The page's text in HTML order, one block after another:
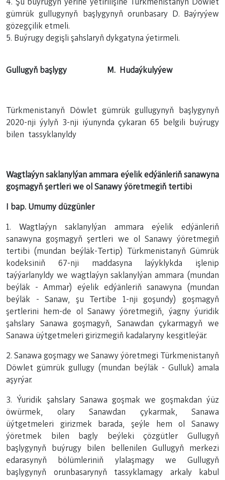
4. Şu buýrugyň ýerine ýetirilişine Türkmenistanyň Döwlet
gümrük gullugynyň başlygynyň orunbasary D. Baýryýew
gözegçilik etmeli.
5. Buýrugy degişli şahslaryň dykgatyna ýetirmeli.
Gullugyň başlygy M. Hudaýkulyýew
Türkmenistanyň Döwlet gümrük gullugynyň başlygynyň
2020-nji ýylyň 3-nji iýunynda çykaran 65 belgili buýrugy
bilen tassyklanyldy
Wagtlaýyn saklanylýan ammara eýelik edýänleriň sanawyna
goşmagyň şertleri we ol Sanawy ýöretmegiň tertibi
I bap. Umumy düzgünler
1. Wagtlaýyn saklanylýan ammara eýelik edýänleriň
sanawyna goşmagyň şertleri we ol Sanawy ýöretmegiň
tertibi (mundan beýläk-Tertip) Türkmenistanyň Gümrük
kodeksiniň 67-nji maddasyna laýyklykda işlenip
taýýarlanyldy we wagtlaýyn saklanylýan ammara (mundan
beýläk - Ammar) eýelik edýänleriň sanawyna (mundan
beýläk - Sanaw, şu Tertibe 1-nji goşundy) goşmagyň
şertlerini hem-de ol Sanawy ýöretmegiň, ýagny ýuridik
şahslary Sanawa goşmagyň, Sanawdan çykarmagyň we
Sanawa üýtgetmeleri girizmegiň kadalaryny kesgitleýär.
2. Sanawa goşmagy we Sanawy ýöretmegi Türkmenistanyň
Döwlet gümrük gullugy (mundan beýläk - Gulluk) amala
aşyrýar.
3. Ýuridik şahslary Sanawa goşmak we goşmakdan ýüz
öwürmek, olary Sanawdan çykarmak, Sanawa
üýtgetmeleri girizmek barada, şeýle hem ol Sanawy
ýöretmek bilen bagly beýleki çözgütler Gullugyň
başlygynyň buýrugy bilen bellenilen Gullugyň merkezi
edarasynyň bölümleriniň ylalaşmagy we Gullugyň
başlygynyň orunbasarynyň tassyklamagy arkaly kabul